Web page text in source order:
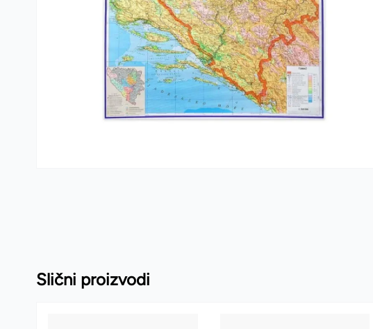
Kante i vreće za smeće
PVC kutije i korpe za veš
Hotelski asortiman
Sredstva za dezinfekciju
Profesionalne mašine
Slični proizvodi